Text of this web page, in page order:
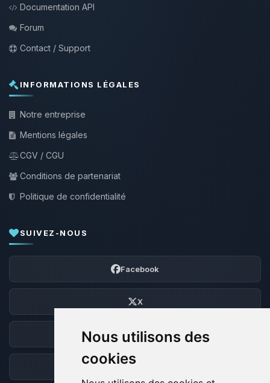
Nous utilisons des
cookies
Documentation API
Forum
Contact / Support
INFORMATIONS LÉGALES
Notre entreprise
Mentions légales
CGV / CGU
Conditions de partenariat
Politique de confidentialité
SUIVEZ-NOUS
Facebook
X
Discord
Forum